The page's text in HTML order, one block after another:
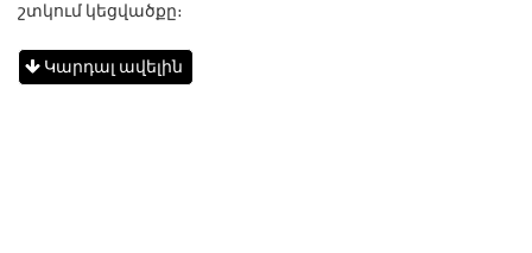
շտկում կեցվածքը։
Կարդալ ավելին